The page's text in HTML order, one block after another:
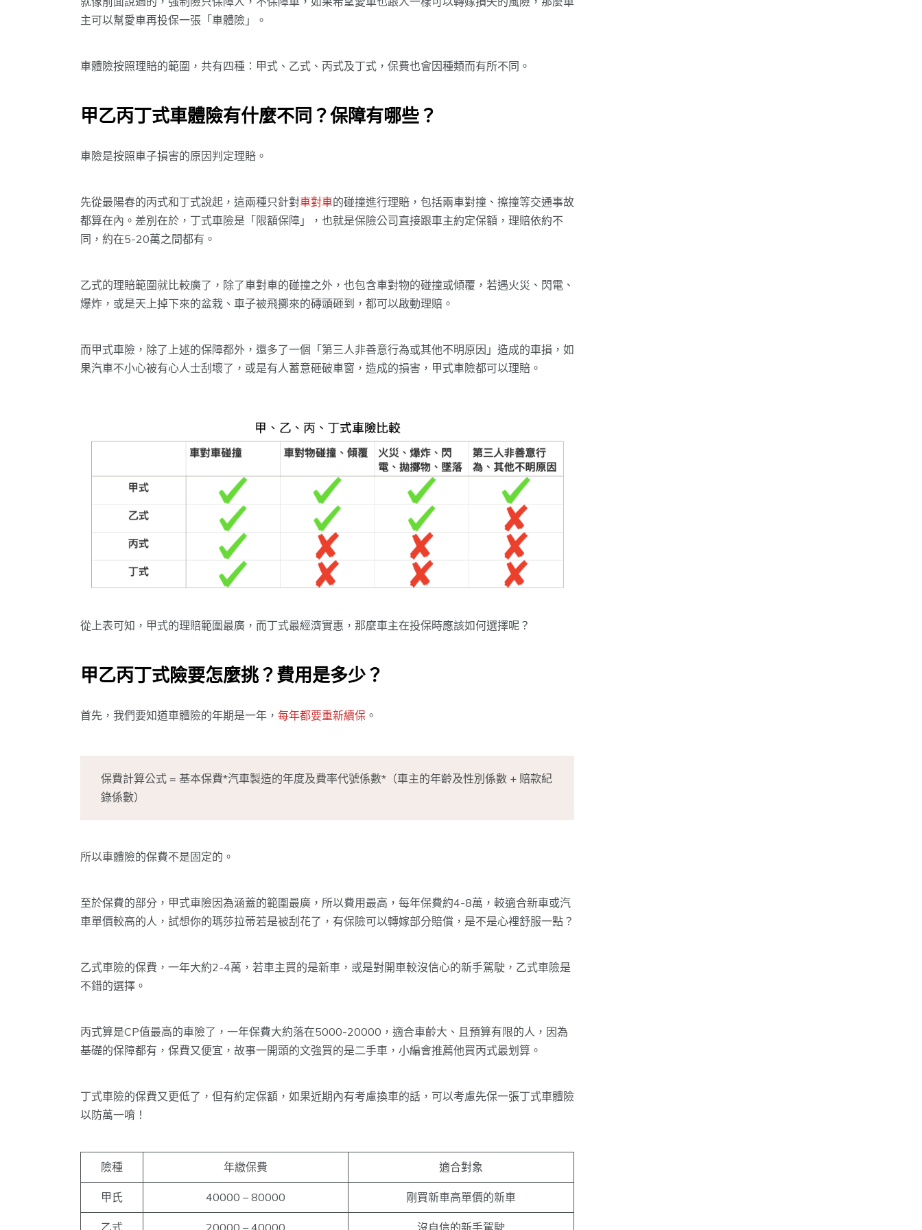
主可以幫愛車再投保一張「車體險」。
車體險按照理賠的範圍，共有四種：甲式、乙式、丙式及丁式，保費也會因種類而有所不同。
甲乙丙丁式車體險有什麼不同？保障有哪些？
車險是按照車子損害的原因判定理賠。
先從最陽春的丙式和丁式說起，這兩種只針對車對車的碰撞進行理賠，包括兩車對撞、擦撞等交通事故
都算在內。差別在於，丁式車險是「限額保障」，也就是保險公司直接跟車主約定保額，理賠依約不
同，約在5-20萬之間都有。
乙式的理賠範圍就比較廣了，除了車對車的碰撞之外，也包含車對物的碰撞或傾覆，若遇火災、閃電、
爆炸，或是天上掉下來的盆栽、車子被飛擲來的磚頭砸到，都可以啟動理賠。
而甲式車險，除了上述的保障都外，還多了一個「第三人非善意行為或其他不明原因」造成的車損，如
果汽車不小心被有心人士刮壞了，或是有人蓄意砸破車窗，造成的損害，甲式車險都可以理賠。
從上表可知，甲式的理賠範圍最廣，而丁式最經濟實惠，那麼車主在投保時應該如何選擇呢？
甲乙丙丁式險要怎麼挑？費用是多少？
首先，我們要知道車體險的年期是一年， 每年都要重新續保 。
保費計算公式 = 基本保費*汽車製造的年度及費率代號係數*（車主的年齡及性別係數 + 賠款紀
錄係數）
所以車體險的保費不是固定的。
至於保費的部分，甲式車險因為涵蓋的範圍最廣，所以費用最高，每年保費約4-8萬，較適合新車或汽
車單價較高的人，試想你的瑪莎拉蒂若是被刮花了，有保險可以轉嫁部分賠償，是不是心裡舒服一點？
乙式車險的保費，一年大約2-4萬，若車主買的是新車，或是對開車較沒信心的新手駕駛，乙式車險是
不錯的選擇。
丙式算是CP值最高的車險了，一年保費大約落在5000-20000，適合車齡大、且預算有限的人，因為
基礎的保障都有，保費又便宜，故事一開頭的文強買的是二手車，小編會推薦他買丙式最划算。
丁式車險的保費又更低了，但有約定保額，如果近期內有考慮換車的話，可以考慮先保一張丁式車體險
以防萬一唷！
險種 年繳保費 適合對象
甲氏 40000 – 80000 剛買新車高單價的新車